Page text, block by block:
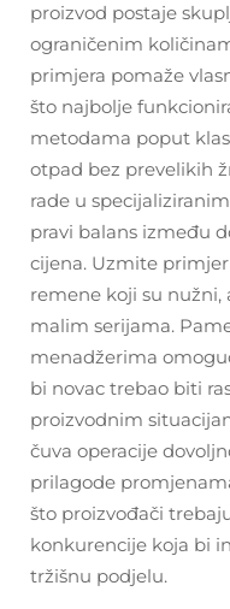
proizvod postaje
ograničenim
primjera pomaže
što najbolje
metodama poput
otpad bez prevelikih
rade u
pravi balans između
cijena. Uzmite
remene koji su nužni,
malim serijama.
menadžerima
bi novac trebao biti
proizvodnim
čuva operacije
prilagode
što proizvođači
konkurencije koja bi
tržišnu podjelu.